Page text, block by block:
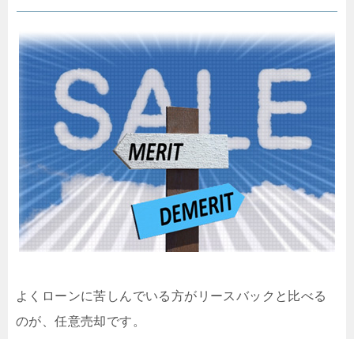
よくローンに苦しんでいる方がリースバックと比べる
のが、任意売却です。